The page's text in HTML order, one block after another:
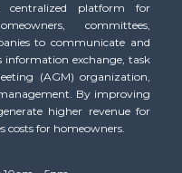
centralized platform for
committees,
to communicate and
information exchange, task
(AGM) organization,
By improving
higher revenue for
costs for homeowners.